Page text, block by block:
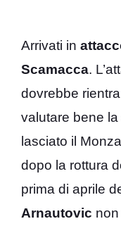
Arrivati in
Scamacca.
dovrebbe
valutare bene
lasciato il
dopo la rottura
prima di aprile
Arnautovic